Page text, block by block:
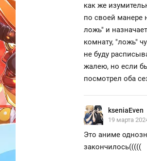
как же
по своей манере
ложь" и
комнату, "ложь"
не буду
жалею, но если
посмотрел оба
kseniaEven
19 марта
Это аниме
закончилось(((((